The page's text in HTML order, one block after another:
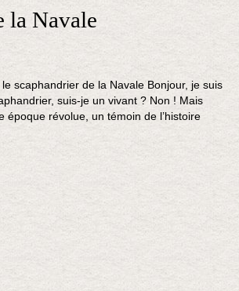
la Navale
scaphandrier de la Navale Bonjour, je suis
suis-je un vivant ? Non ! Mais
époque révolue, un témoin de l’histoire